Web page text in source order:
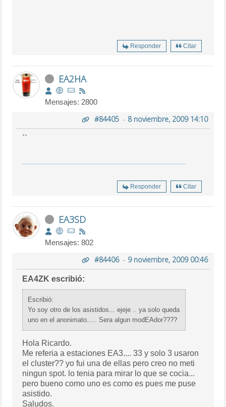
Responder Citar
EA2HA
Mensajes: 2800
#84405- 8 noviembre, 2009 14:10
``
Responder Citar
EA3SD
Mensajes: 802
#84406- 9 noviembre, 2009 00:46
EA4ZK escribió:
Escribió:
Yo soy otro de los asistidos... ejeje .. ya solo queda
uno en el anonimato..... Sera algun modEAdor????
Hola Ricardo.
Me referia a estaciones EA3.... 33 y solo 3 usaron
el cluster?? yo fui una de ellas pero creo no meti
ningun spot. lo tenia para mirar lo que se cocia...
pero bueno como uno es como es pues me puse
asistido.
Saludos.